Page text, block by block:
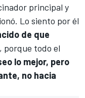
principal y
Lo siento por él
de que
, porque todo el
lo mejor, pero
no hacia